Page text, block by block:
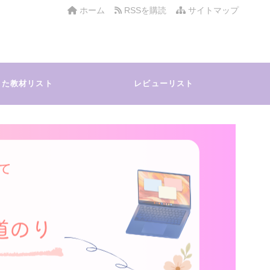
サイトマップ
RSSを購読
ホーム
教材リスト レビューリスト